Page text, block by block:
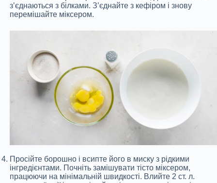
з’єднаються з білками. З’єднайте з кефіром і знову
перемішайте міксером.
Просійте борошно і всипте його в миску з рідкими
інгредієнтами. Почніть замішувати тісто міксером,
працюючи на мінімальній швидкості. Влийте 2 ст. л.